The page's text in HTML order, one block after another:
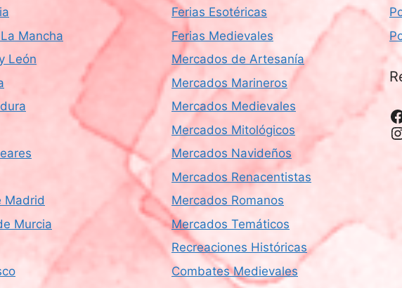
Mancha
León
Madrid
Murcia
Ferias Esotéricas
Ferias Medievales
Mercados de Artesanía
Mercados Marineros
Mercados Medievales
Mercados Mitológicos
Mercados Navideños
Mercados Renacentistas
Mercados Romanos
Mercados Temáticos
Recreaciones Históricas
Combates Medievales